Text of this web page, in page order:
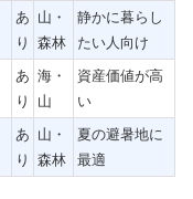
あ
り
山・
森林
静かに暮らし
たい人向け
あ
り
海・
山
資産価値が高
い
あ
り
山・
森林
夏の避暑地に
最適